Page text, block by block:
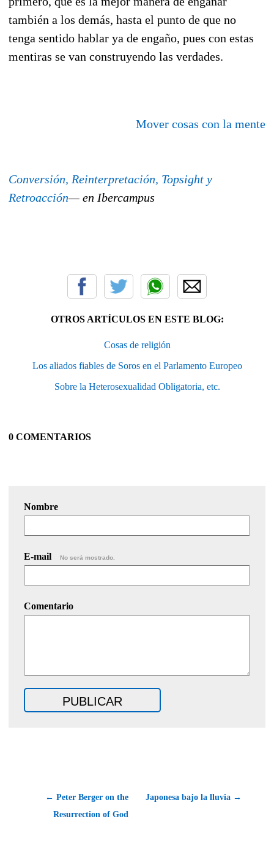
también a los demás, hasta el punto de que no
tenga sentido hablar ya de engaño, pues con estas
mentiras se van construyendo las verdades.
Mover cosas con la mente
Conversión, Reinterpretación, Topsight y
Retroacción— en Ibercampus
OTROS ARTÍCULOS EN ESTE BLOG:
Cosas de religión
Los aliados fiables de Soros en el Parlamento Europeo
Sobre la Heterosexualidad Obligatoria, etc.
0 COMENTARIOS
Nombre
E-mail No será mostrado.
Comentario
← Peter Berger on the
Resurrection of God
Japonesa bajo la lluvia →